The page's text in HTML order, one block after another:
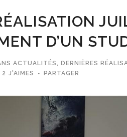
D’UN
ACTUALITÉS, DERNIÈRES
2 J'AIMES PARTAGER